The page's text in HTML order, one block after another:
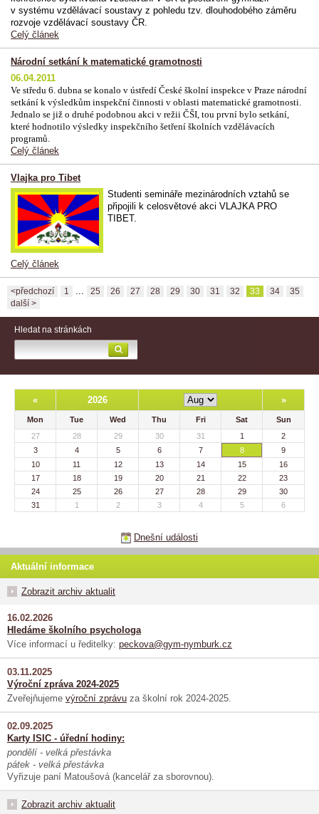
v systému vzdělávací soustavy z pohledu tzv. dlouhodobého záměru
rozvoje vzdělávací soustavy ČR.
Celý článek
Národní setkání k matematické gramotnosti
06.04.2011
Ve středu 6. dubna se konalo v ústředí České školní inspekce v Praze národní
setkání k výsledkům inspekční činnosti v oblasti matematické gramotnosti.
Jednalo se již o druhé podobnou akci v režii ČŠI, tou první bylo setkání,
které hodnotilo výsledky inspekčního šetření školních vzdělávacích
programů.
Celý článek
Vlajka pro Tibet
Studenti semináře mezinárodních vztahů se
připojili k celosvětové akci VLAJKA PRO
TIBET.
Celý článek
<předchozí 1 25 26 27 28 29 30 31 32 33 34
35
další >
Hledat na stránkách
« 2026 »
Mon Tue Wed Thu Fri Sat
Sun
27
28 29 30 31 1
2
3
4 5 6 7 8
9
10
11 12 13 14 15
16
17
18 19 20 21 22
23
24
25 26 27 28 29
30
31
1 2 3 4 5 6
Dnešní události
Aktuální informace
Zobrazit archiv aktualit
16.02.2026
Hledáme školního psychologa
Více informací u ředitelky: peckova@gym-nymburk.cz
03.11.2025
Výroční zpráva 2024-2025
Zveřejňujeme výroční zprávu za školní rok 2024-2025.
02.09.2025
Karty ISIC - úřední hodiny:
pondělí - velká přestávka
pátek - velká přestávka
Vyřizuje paní Matoušová (kancelář za sborovnou).
Zobrazit archiv aktualit